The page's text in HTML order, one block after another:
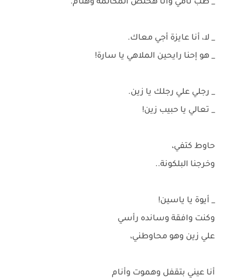
_ طب نامي وأنا هخلص المكالمة وهنام.
_ لا، أنا عايزة أجي معاك.
_ هو إحنا رايحين الملاهي يا سارة!
_ رجلي علي رجلك يا زين.
_ تعالي يا حبيب زين!
حاوط كتفي،
وخرجنا البلكونة..
_ أيوة يا ياسين!
وكنت وافقة وسانده رأسي
علي زين وهو محاوطني،
أنا عيني بتقفل وهموت وأنام